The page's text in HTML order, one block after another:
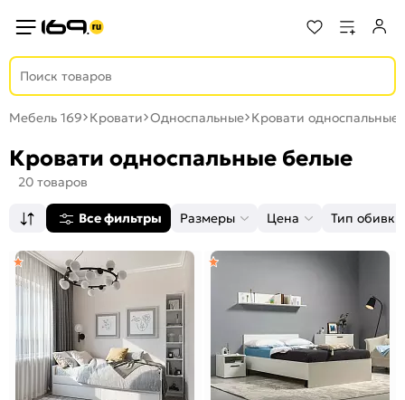
Мебель 169 Кровати Односпальные Кровати односпальные
Кровати односпальные белые
20 товаров
Все фильтры Размеры Цена Тип обивки